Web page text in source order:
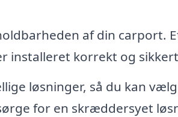
af din carport.
installeret korrekt og
løsninger, så du kan
for en skræddersyet